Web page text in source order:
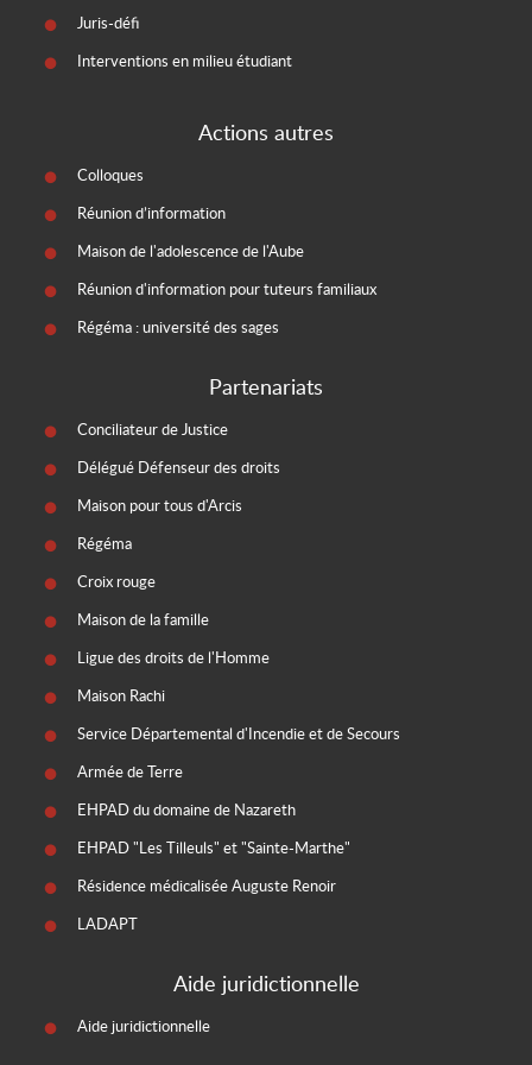
Juris-défi
Interventions en milieu étudiant
Actions autres
Colloques
Réunion d’information
Maison de l'adolescence de l'Aube
Réunion d'information pour tuteurs familiaux
Régéma : université des sages
Partenariats
Conciliateur de Justice
Délégué Défenseur des droits
Maison pour tous d'Arcis
Régéma
Croix rouge
Maison de la famille
Ligue des droits de l'Homme
Maison Rachi
Service Départemental d'Incendie et de Secours
Armée de Terre
EHPAD du domaine de Nazareth
EHPAD "Les Tilleuls" et "Sainte-Marthe"
Résidence médicalisée Auguste Renoir
LADAPT
Aide juridictionnelle
Aide juridictionnelle